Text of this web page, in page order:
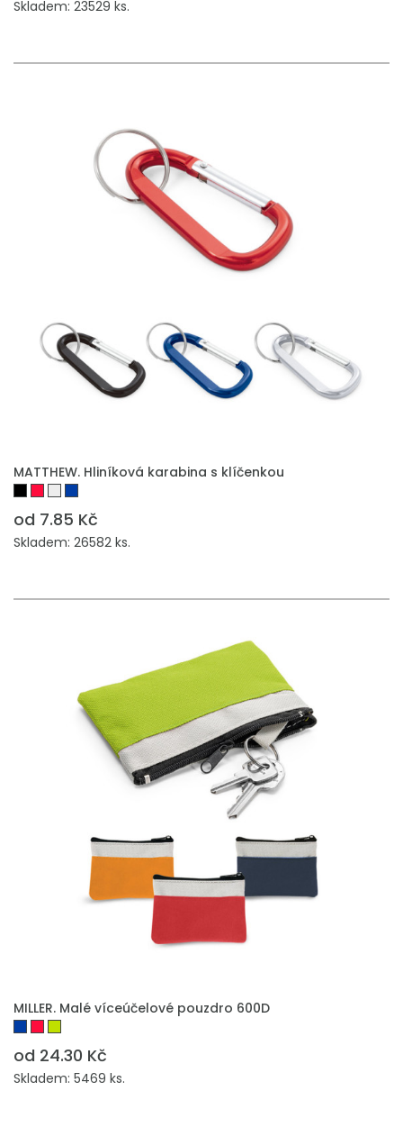
Skladem: 23529 ks.
MATTHEW. Hliníková karabina s klíčenkou
od 7.85 Kč
Skladem: 26582 ks.
MILLER. Malé víceúčelové pouzdro 600D
od 24.30 Kč
Skladem: 5469 ks.